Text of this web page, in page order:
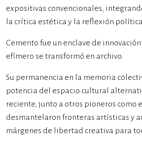
expositivas convencionales,
la crítica estética y la reflexión
Cemento fue un enclave de
efímero se transformó en archivo.
Su permanencia en la memoria
potencia del espacio cultural
reciente, junto a otros pioneros como
desmantelaron fronteras artísticas y
márgenes de libertad creativa para